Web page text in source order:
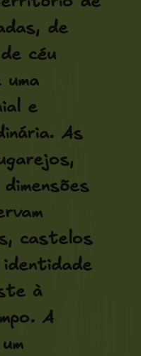
de
céu
e
As
castelos
identidade
à
A